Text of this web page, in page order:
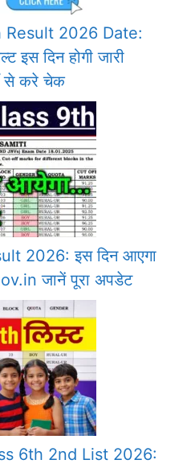
Result 2026 Date:
इस दिन होगी जारी
से करे चेक
2026: इस दिन आएगा
जानें पूरा अपडेट
6th 2nd List 2026: